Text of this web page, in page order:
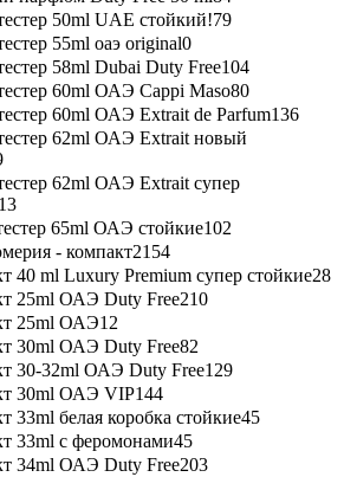
50ml UAE стойкий!79
55ml оаэ original0
58ml Dubai Duty Free104
60ml ОАЭ Cappi Maso80
60ml ОАЭ Extrait de Parfum136
62ml ОАЭ Extrait новый
62ml ОАЭ Extrait супер
65ml ОАЭ стойкие102
- компакт2154
40 ml Luxury Premium супер стойкие28
25ml ОАЭ Duty Free210
25ml ОАЭ12
30ml ОАЭ Duty Free82
30-32ml ОАЭ Duty Free129
30ml ОАЭ VIP144
33ml белая коробка стойкие45
33ml с феромонами45
34ml ОАЭ Duty Free203